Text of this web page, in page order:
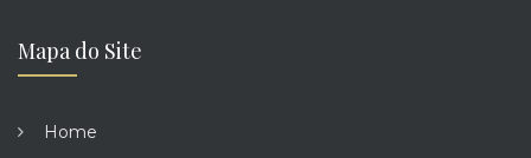
Mapa do Site
Home